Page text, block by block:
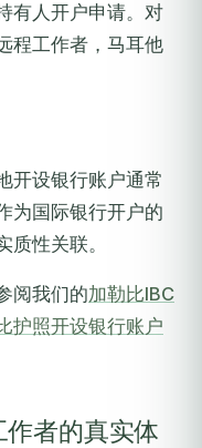
有人开户申请。对
程工作者，马耳他
开设银行账户通常
为国际银行开户的
性关联。
阅我们的加勒比IBC
护照开设银行账户
者的真实体